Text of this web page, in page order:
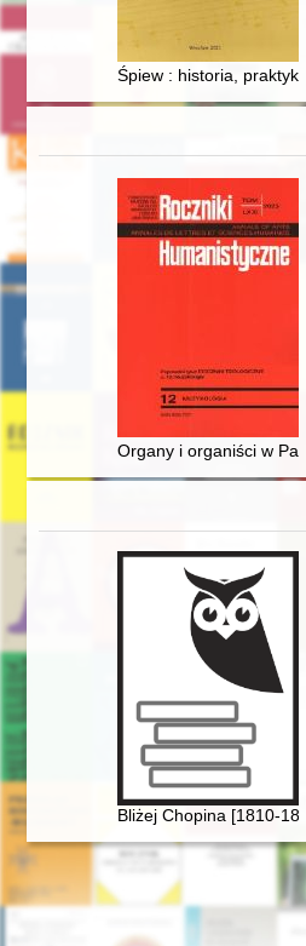
Śpiew : historia,
Organy i organiści w
Bliżej Chopina [1810-